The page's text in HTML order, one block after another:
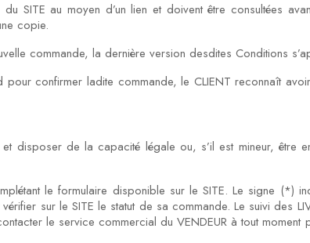
SITE au moyen d’un lien et doivent être consultées
copie.
commande, la dernière version desdites Conditions
confirmer ladite commande, le CLIENT reconnaît
disposer de la capacité légale ou, s’il est mineur, être
le formulaire disponible sur le SITE. Le signe (*)
sur le SITE le statut de sa commande. Le suivi des
le service commercial du VENDEUR à tout moment